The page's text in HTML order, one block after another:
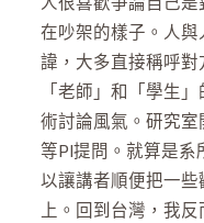
在吵架的樣子。人
諱，大多直接稱呼
「老師」和「學生
術討論風氣。研究
等PI提問。就算是系
以讓講者順便把一
上。回到台灣，我